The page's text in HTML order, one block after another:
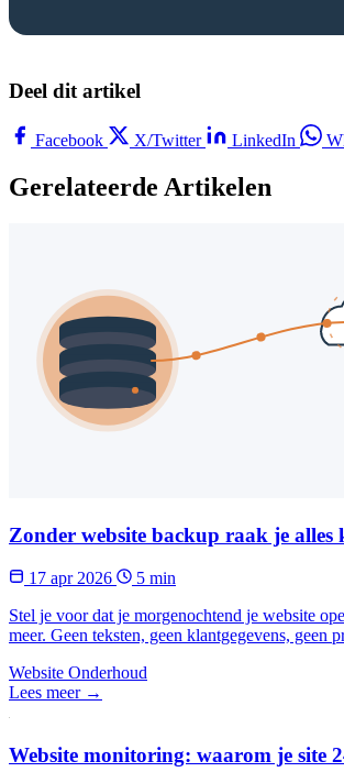
Deel dit artikel
Facebook X/Twitter LinkedIn
Gerelateerde Artikelen
Zonder website backup raak je alles
17 apr 2026
5 min
Stel je voor dat je morgenochtend je website
meer. Geen teksten, geen klantgegevens, geen
Website Onderhoud
Lees meer →
Website monitoring: waarom je site